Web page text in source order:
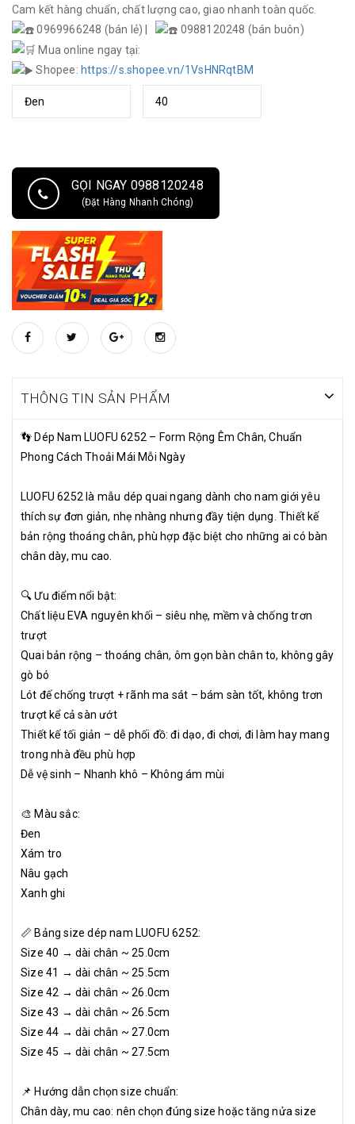
Cam kết hàng chuẩn, chất lượng cao, giao nhanh toàn quốc.
0969966248 (bán lẻ) |
0988120248 (bán buôn)
Mua online ngay tại:
Shopee: https://s.shopee.vn/1VsHNRqtBM
GỌI NGAY 0988120248
(Đặt Hàng Nhanh Chóng)
THÔNG TIN SẢN PHẨM
👣 Dép Nam LUOFU 6252 – Form Rộng Êm Chân, Chuẩn
Phong Cách Thoải Mái Mỗi Ngày
LUOFU 6252 là mẫu dép quai ngang dành cho nam giới yêu
thích sự đơn giản, nhẹ nhàng nhưng đầy tiện dụng. Thiết kế
bản rộng thoáng chân, phù hợp đặc biệt cho những ai có bàn
chân dày, mu cao.
🔍 Ưu điểm nổi bật:
Chất liệu EVA nguyên khối – siêu nhẹ, mềm và chống trơn
trượt
Quai bản rộng – thoáng chân, ôm gọn bàn chân to, không gây
gò bó
Lót đế chống trượt + rãnh ma sát – bám sàn tốt, không trơn
trượt kể cả sàn ướt
Thiết kế tối giản – dễ phối đồ: đi dạo, đi chơi, đi làm hay mang
trong nhà đều phù hợp
Dễ vệ sinh – Nhanh khô – Không ám mùi
🎨 Màu sắc:
Đen
Xám tro
Nâu gạch
Xanh ghi
📏 Bảng size dép nam LUOFU 6252:
Size 40 → dài chân ~ 25.0cm
Size 41 → dài chân ~ 25.5cm
Size 42 → dài chân ~ 26.0cm
Size 43 → dài chân ~ 26.5cm
Size 44 → dài chân ~ 27.0cm
Size 45 → dài chân ~ 27.5cm
📌 Hướng dẫn chọn size chuẩn:
Chân dày, mu cao: nên chọn đúng size hoặc tăng nửa size